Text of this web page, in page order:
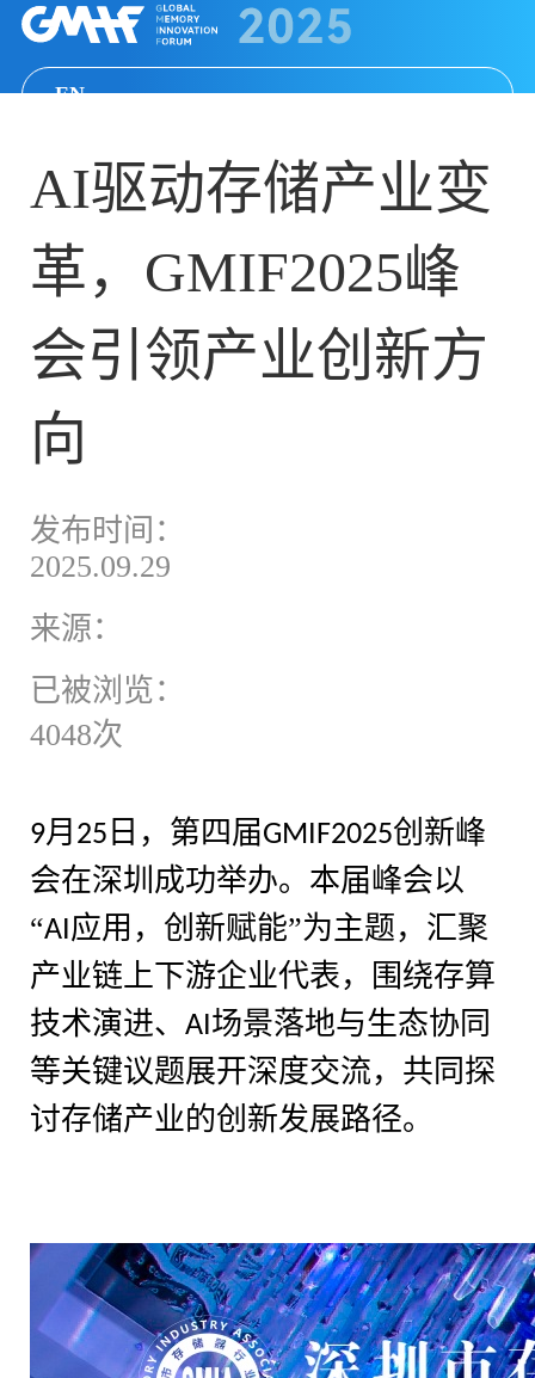
EN
AI驱动存储产业变
革，GMIF2025峰
会引领产业创新方
向
发布时间：
2025.09.29
来源：
已被浏览：
4048次
9月 25 日，第四届GMIF2025创新峰
会在深圳成功举办。本届峰会以
“AI应用，创新赋能”为主题，汇聚
产业链上下游企业代表，围绕存算
技术演进、AI场景落地与生态协同
等关键议题展开深度交流，共同探
讨存储产业的创新发展路径。